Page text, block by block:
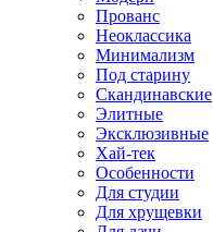
Прованс
Неоклассика
Минимализм
Под старину
Скандинавские
Элитные
Эксклюзивные
Хай-тек
Особенности
Для студии
Для хрущевки